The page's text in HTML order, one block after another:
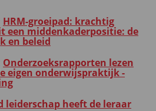
HRM-groeipad: krachtig
een middenkaderpositie: de
en beleid
Onderzoeksrapporten lezen
eigen onderwijspraktijk -
leiderschap heeft de leraar